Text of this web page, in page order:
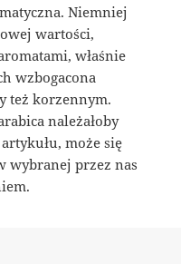
Niemniej
wartości,
właśnie
wzbogacona
też korzennym.
należałoby
artykułu, może się
wybranej przez nas